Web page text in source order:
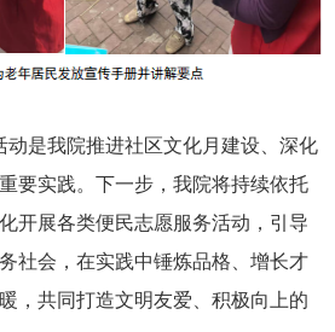
是我院推进社区文化月建设、深化
要实践。下一步，我院将持续依托
开展各类便民志愿服务活动，引导
社会，在实践中锤炼品格、增长才
，共同打造文明友爱、积极向上的